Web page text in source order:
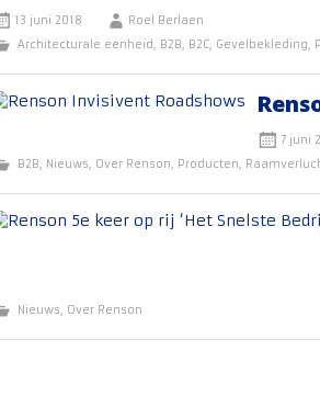
13 juni 2018
Roel Berlaen
Architecturale eenheid, B2B, B2C, Gevelbekleding,
7 juni
B2B, Nieuws, Over Renson, Producten,
Nieuws, Over Renson